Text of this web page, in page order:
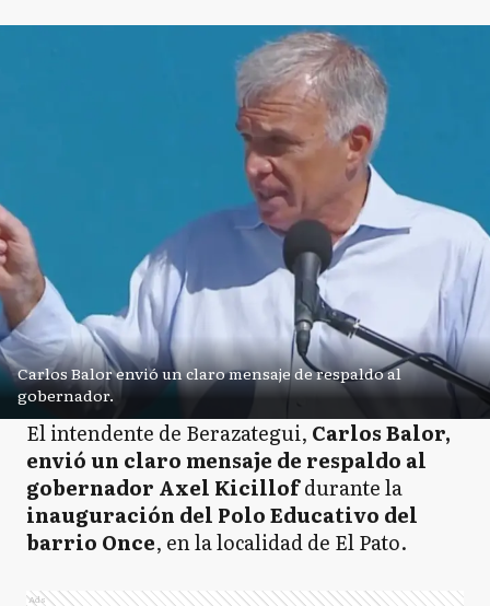
Carlos Balor envió un claro mensaje de respaldo al
gobernador.
El intendente de Berazategui, Carlos Balor,
envió un claro mensaje de respaldo al
gobernador Axel Kicillofdurante la
inauguración del Polo Educativo del
barrio Once, en la localidad de El Pato.
Ads